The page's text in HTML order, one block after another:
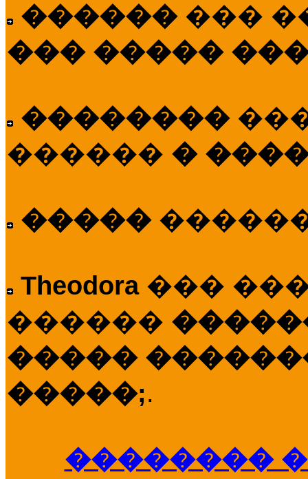
������ ���
��� �����
��������
������ �
�����
Theodora ���
������
�����
�����;.
��������